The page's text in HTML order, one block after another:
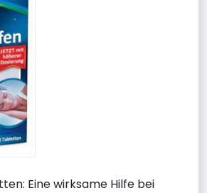
Eine wirksame Hilfe bei